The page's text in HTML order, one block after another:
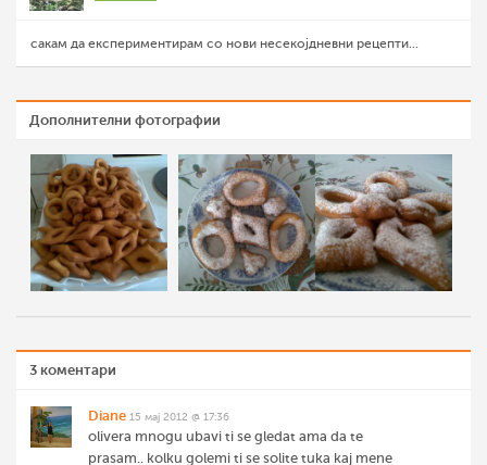
сакам да експериментирам со нови несекојдневни рецепти...
Дополнителни фотографии
3 коментари
Diane 15 мај 2012 @ 17:36
olivera mnogu ubavi ti se gledat ama da te
prasam.. kolku golemi ti se solite tuka kaj mene